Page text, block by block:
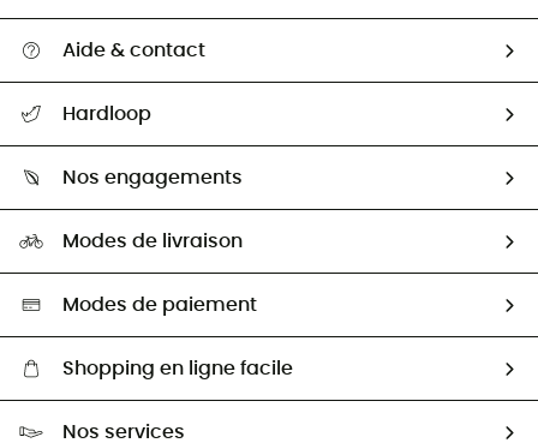
Aide & contact
Retour & remboursement
Guide des tailles
Seconde Main
Aide & Contact
Hardloop
HardGuides
Nos engagements
Sélection éco-responsable
Modes de livraison
Modes de paiement
Shopping en ligne facile
Nos services